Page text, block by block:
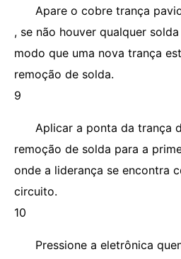
Apare o cobre trança
, se não houver qualquer
modo que uma nova trança
remoção de solda.
9
Aplicar a ponta da trança
remoção de solda para a
onde a liderança se encontra
circuito.
10
Pressione a eletrônica